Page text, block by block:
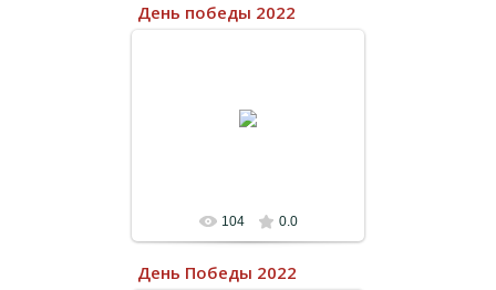
День победы 2022
104 0.0
День Победы 2022